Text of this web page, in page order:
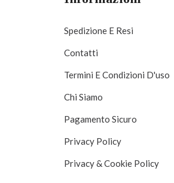
Spedizione E Resi
Contatti
Termini E Condizioni D'uso
Chi Siamo
Pagamento Sicuro
Privacy Policy
Privacy & Cookie Policy